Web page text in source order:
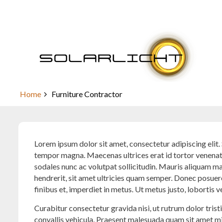
Furniture Contractor
Home Furniture Contractor
Lorem ipsum dolor sit amet, consectetur adipiscing
tempor magna. Maecenas ultrices erat id tortor
sodales nunc ac volutpat sollicitudin. Mauris aliquam
hendrerit, sit amet ultricies quam semper. Donec
finibus et, imperdiet in metus. Ut metus justo, lobortis
Curabitur consectetur gravida nisi, ut rutrum dolor
convallis vehicula. Praesent malesuada quam sit amet